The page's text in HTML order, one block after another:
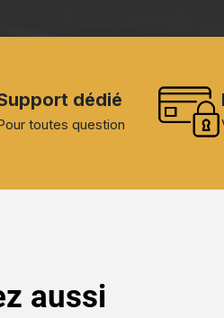
dédié
toutes question
aussi